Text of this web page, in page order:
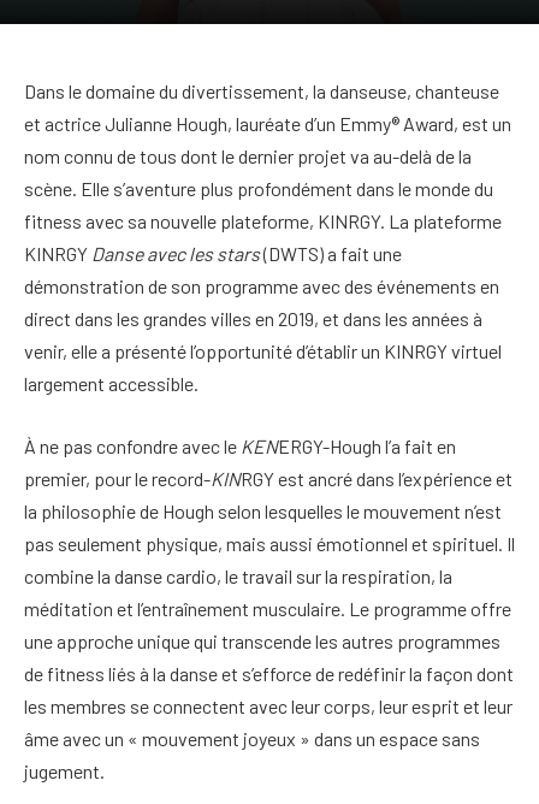
Dans le domaine du divertissement, la danseuse, chanteuse
et actrice Julianne Hough, lauréate d’un Emmy® Award, est un
nom connu de tous dont le dernier projet va au-delà de la
scène. Elle s’aventure plus profondément dans le monde du
fitness avec sa nouvelle plateforme, KINRGY. La plateforme
KINRGY Danse avec les stars(DWTS) a fait une
démonstration de son programme avec des événements en
direct dans les grandes villes en 2019, et dans les années à
venir, elle a présenté l’opportunité d’établir un KINRGY virtuel
largement accessible.
À ne pas confondre avec le KENERGY-Hough l’a fait en
premier, pour le record-KINRGY est ancré dans l’expérience et
la philosophie de Hough selon lesquelles le mouvement n’est
pas seulement physique, mais aussi émotionnel et spirituel. Il
combine la danse cardio, le travail sur la respiration, la
méditation et l’entraînement musculaire. Le programme offre
une approche unique qui transcende les autres programmes
de fitness liés à la danse et s’efforce de redéfinir la façon dont
les membres se connectent avec leur corps, leur esprit et leur
âme avec un « mouvement joyeux » dans un espace sans
jugement.